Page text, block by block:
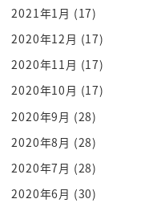
向上するってよく言われ
どうやったら失礼北条
逆にどうなったら質の
ですよねー
だから寝ても寝ても女
ているんですそうですね
でもじゃあ質の高い睡
しました step 2これで
2021年1月 (17)
2020年12月 (17)
2020年11月 (17)
2020年10月 (17)
2020年9月 (28)
2020年8月 (28)
2020年7月 (28)
2020年6月 (30)